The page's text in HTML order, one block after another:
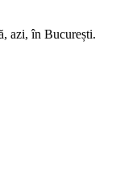
azi, în București.